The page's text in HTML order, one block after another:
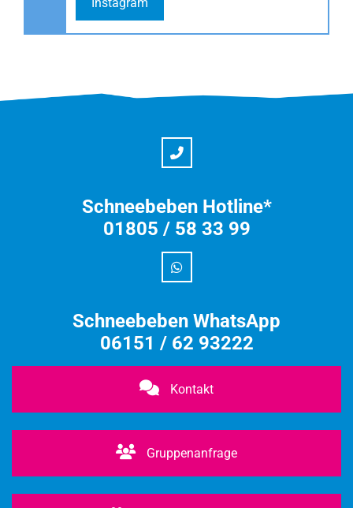
Schneebeben Hotline*
01805 / 58 33 99
Schneebeben WhatsApp
06151 / 62 93222
Kontakt
Gruppenanfrage